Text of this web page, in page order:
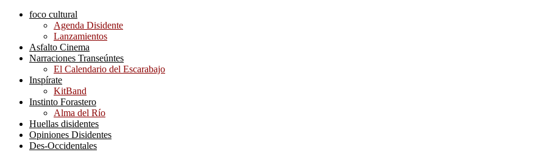
foco cultural
Agenda Disidente
Lanzamientos
Asfalto Cinema
Narraciones Transeúntes
El Calendario del Escarabajo
Inspírate
KitBand
Instinto Forastero
Alma del Río
Huellas disidentes
Opiniones Disidentes
Des-Occidentales